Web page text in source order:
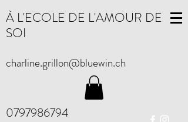
À L'ECOLE DE L'AMOUR DE
SOI
charline.grillon@bluewin.ch
0797986794